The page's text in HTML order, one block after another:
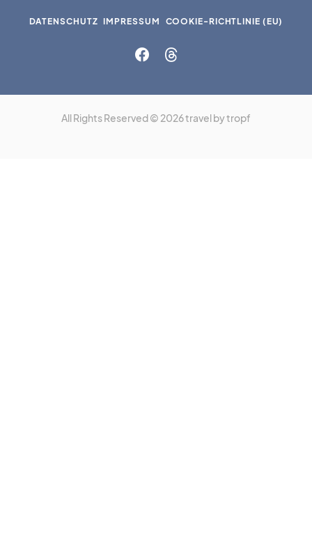
DATENSCHUTZ IMPRESSUM COOKIE-RICHTLINIE (EU)
All Rights Reserved © 2026 travel by tropf